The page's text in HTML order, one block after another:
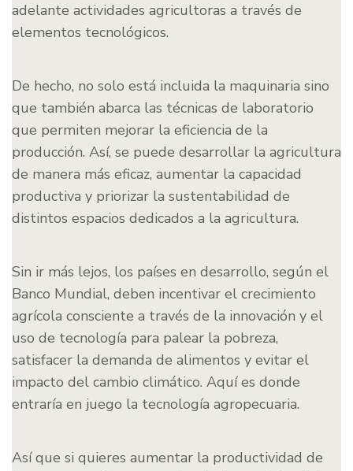
adelante actividades agricultoras a través de
elementos tecnológicos.
De hecho, no solo está incluida la maquinaria sino
que también abarca las técnicas de laboratorio
que permiten mejorar la eficiencia de la
producción. Así, se puede desarrollar la agricultura
de manera más eficaz, aumentar la capacidad
productiva y priorizar la sustentabilidad de
distintos espacios dedicados a la agricultura.
Sin ir más lejos, los países en desarrollo, según el
Banco Mundial, deben incentivar el crecimiento
agrícola consciente a través de la innovación y el
uso de tecnología para palear la pobreza,
satisfacer la demanda de alimentos y evitar el
impacto del cambio climático. Aquí es donde
entraría en juego la tecnología agropecuaria.
Así que si quieres aumentar la productividad de